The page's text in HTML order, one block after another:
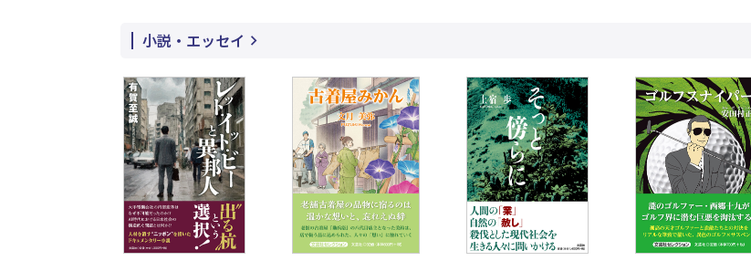
小説・エッセイ